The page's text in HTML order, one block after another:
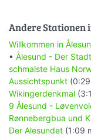
Andere Stationen
Willkommen in
• Ålesund - Der
schmalste Haus
Aussichtspunkt
Wikingerdenkmal
9 Ålesund -
Rønnebergbua und
Der Alesundet (1:09